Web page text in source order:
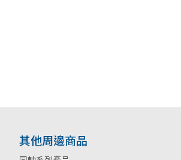
其他周邊商品